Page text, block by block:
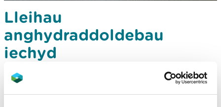
Lleihau
anghydraddoldebau
iechyd
Nod y thema hon yw archwilio'r cyfleoedd i fynd i'r
afael ag anghydraddoldebau iechyd yn Ne-orllewin
Cymru trwy ddefnyddio adnoddau naturiol a